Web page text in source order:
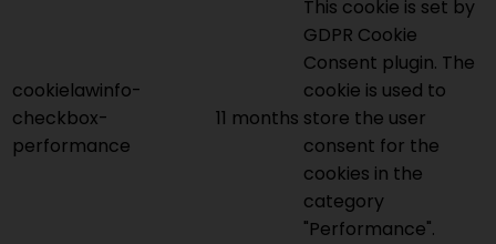
cookielawinfo-
checkbox-
performance
11 months
This cookie is set by
GDPR Cookie
Consent plugin. The
cookie is used to
store the user
consent for the
cookies in the
category
"Performance".